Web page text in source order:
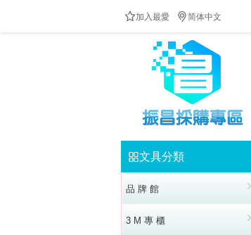
加入最愛 简体中文
文具分類
品 牌 館
3 M 專 櫃